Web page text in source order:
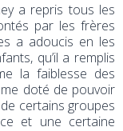
a repris tous les
par les frères
a adoucis en les
qu’il a remplis
la faiblesse des
doté de pouvoir
certains groupes
et une certaine